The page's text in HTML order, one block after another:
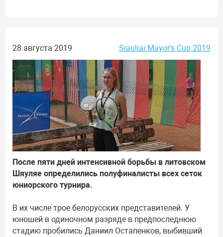
28 августа 2019 Siauliai Mayor's Cup 2019
После пяти дней интенсивной борьбы в литовском
Шяуляе определились полуфиналисты всех сеток
юниорского турнира.
В их числе трое белорусских представителей. У
юношей в одиночном разряде в предпоследнюю
стадию пробились Даниил Остапенков, выбивший